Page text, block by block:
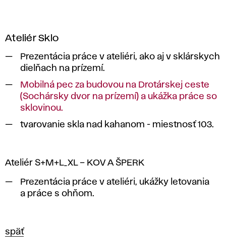
Ateliér Sklo
Prezentácia práce v ateliéri, ako aj v sklárskych
dielňach na prízemí.
Mobilná pec za budovou na Drotárskej ceste
(Sochársky dvor na prízemí) a ukážka práce so
sklovinou.
tvarovanie skla nad kahanom - miestnosť 103.
Ateliér S+M+L_XL – KOV A ŠPERK
Prezentácia práce v ateliéri, ukážky letovania
a práce s ohňom.
späť